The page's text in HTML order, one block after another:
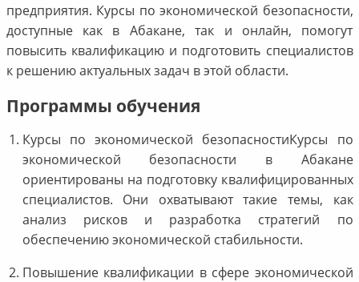
предприятия. Курсы по экономической безопасности,
доступные как в Абакане, так и онлайн, помогут
повысить квалификацию и подготовить специалистов
к решению актуальных задач в этой области.
Программы обучения
Курсы по экономической безопасностиКурсы по
экономической безопасности в Абакане
ориентированы на подготовку квалифицированных
специалистов. Они охватывают такие темы, как
анализ рисков и разработка стратегий по
обеспечению экономической стабильности.
Повышение квалификации в сфере экономической